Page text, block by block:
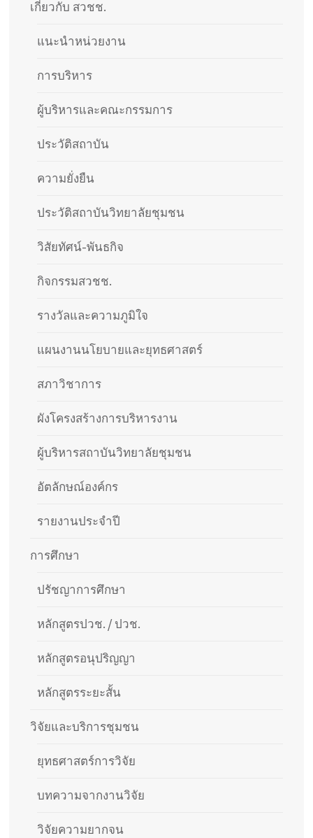
เกี่ยวกับ สวชช.
แนะนำหน่วยงาน
การบริหาร
ผู้บริหารและคณะกรรมการ
ประวัติสถาบัน​
ความยั่งยืน
ประวัติสถาบันวิทยาลัยชุมชน
วิสัยทัศน์-พันธกิจ
กิจกรรมสวชช.
รางวัลและความภูมิใจ
แผนงานนโยบายและยุทธศาสตร์
สภาวิชาการ
ผังโครงสร้างการบริหารงาน
ผู้บริหารสถาบันวิทยาลัยชุมชน
อัตลักษณ์องค์กร
รายงานประจำปี
การศึกษา
ปรัชญาการศึกษา
หลักสูตรปวช. / ปวช.
หลักสูตรอนุปริญญา
หลักสูตรระยะสั้น
วิจัยและบริการชุมชน
ยุทธศาสตร์การวิจัย
บทความจากงานวิจัย
วิจัยความยากจน